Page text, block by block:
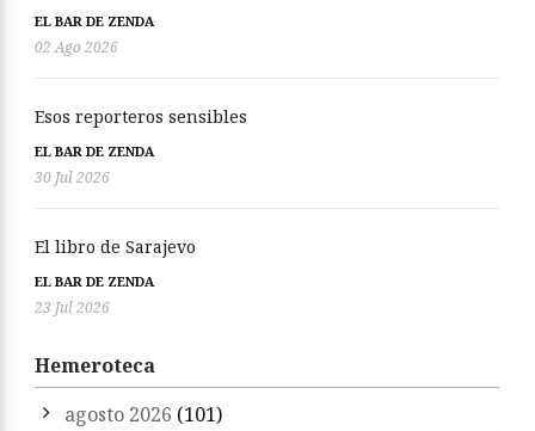
EL BAR DE ZENDA
02 Ago 2026
Esos reporteros sensibles
EL BAR DE ZENDA
30 Jul 2026
El libro de Sarajevo
EL BAR DE ZENDA
23 Jul 2026
Hemeroteca
agosto 2026 (101)